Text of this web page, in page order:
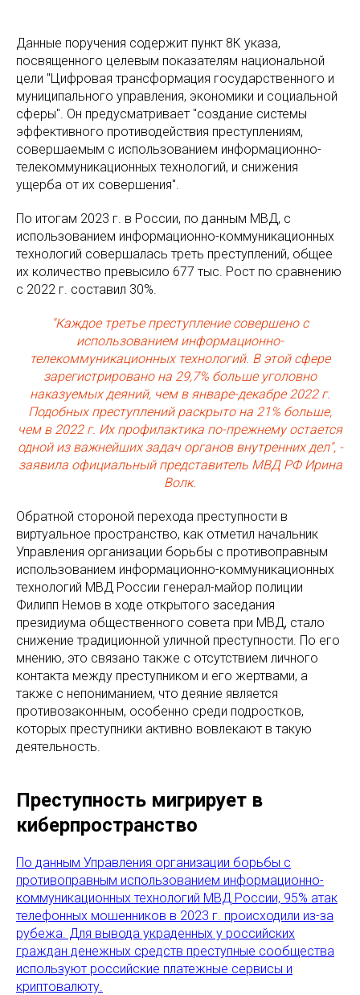
Данные поручения содержит пункт 8К указа,
посвященного целевым показателям национальной
цели "Цифровая трансформация государственного и
муниципального управления, экономики и социальной
сферы". Он предусматривает "создание системы
эффективного противодействия преступлениям,
совершаемым с использованием информационно-
телекоммуникационных технологий, и снижения
ущерба от их совершения".
По итогам 2023 г. в России, по данным МВД, с
использованием информационно-коммуникационных
технологий совершалась треть преступлений, общее
их количество превысило 677 тыс. Рост по сравнению
с 2022 г. составил 30%.
"Каждое третье преступление совершено с
использованием информационно-
телекоммуникационных технологий. В этой сфере
зарегистрировано на 29,7% больше уголовно
наказуемых деяний, чем в январе-декабре 2022 г.
Подобных преступлений раскрыто на 21% больше,
чем в 2022 г. Их профилактика по-прежнему остается
одной из важнейших задач органов внутренних дел", -
заявила официальный представитель МВД РФ Ирина
Волк.
Обратной стороной перехода преступности в
виртуальное пространство, как отметил начальник
Управления организации борьбы с противоправным
использованием информационно-коммуникационных
технологий МВД России генерал-майор полиции
Филипп Немов в ходе открытого заседания
президиума общественного совета при МВД, стало
снижение традиционной уличной преступности. По его
мнению, это связано также с отсутствием личного
контакта между преступником и его жертвами, а
также с непониманием, что деяние является
противозаконным, особенно среди подростков,
которых преступники активно вовлекают в такую
деятельность.
Преступность мигрирует в
киберпространство
По данным Управления организации борьбы с
противоправным использованием информационно-
коммуникационных технологий МВД России, 95% атак
телефонных мошенников в 2023 г. происходили из-за
рубежа. Для вывода украденных у российских
граждан денежных средств преступные сообщества
используют российские платежные сервисы и
криптовалюту.